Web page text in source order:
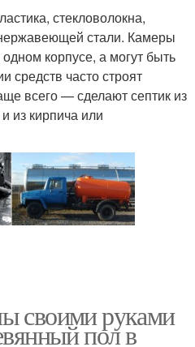
стекловолокна,
стали. Камеры
корпусе, а могут быть
средств часто строят
всего — сделают септик из
из кирпича или
своими руками
пол в